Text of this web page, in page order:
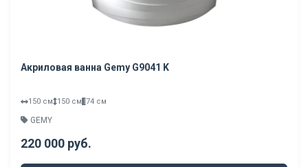
Акриловая ванна Gemy G9041 K
150 см 150 см 74 см
GEMY
220 000 руб.